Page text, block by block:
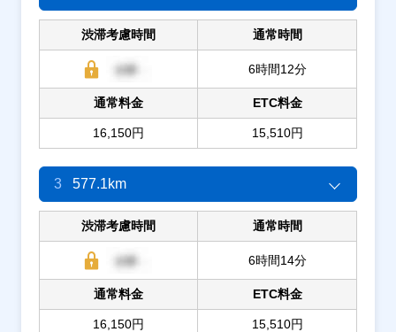
渋滞考慮時間 通常時間
6時間12分
通常料金
16,150円
ETC料金
15,510円
3 577.1km
渋滞考慮時間 通常時間
6時間14分
通常料金
16,150円
ETC料金
15,510円